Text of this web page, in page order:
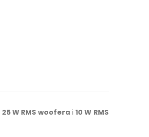
25 W RMS woofera i10 W RMS